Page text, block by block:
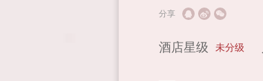
分享
酒店星级未分级